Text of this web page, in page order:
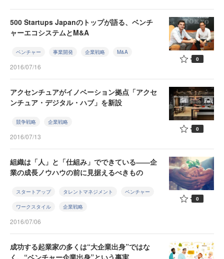
500 Startups Japanのトップが語る、ベンチ
ャーエコシステムとM&A
ベンチャー 事業開発 企業戦略 M&A
2016/07/16
0
アクセンチュアがイノベーション拠点「アクセ
ンチュア・デジタル・ハブ」を新設
競争戦略 企業戦略
2016/07/13
0
組織は「人」と「仕組み」でできている――企
業の成長ノウハウの前に見据えるべきもの
スタートアップ タレントマネジメント ベンチャー
ワークスタイル 企業戦略
2016/07/06
0
成功する起業家の多くは“大企業出身”ではな
く、“ベンチャー企業出身”という事実